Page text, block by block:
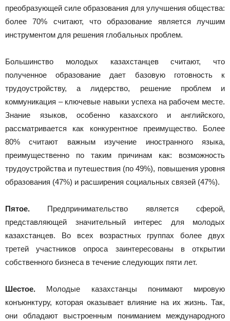
преобразующей силе образования для улучшения общества:
более 70% считают, что образование является лучшим
инструментом для решения глобальных проблем.
Большинство молодых казахстанцев считают, что
полученное образование дает базовую готовность к
трудоустройству, а лидерство, решение проблем и
коммуникация – ключевые навыки успеха на рабочем месте.
Знание языков, особенно казахского и английского,
рассматривается как конкурентное преимущество. Более
80% считают важным изучение иностранного языка,
преимущественно по таким причинам как: возможность
трудоустройства и путешествия (по 49%), повышения уровня
образования (47%) и расширения социальных связей (47%).
Пятое. Предпринимательство является сферой,
представляющей значительный интерес для молодых
казахстанцев. Во всех возрастных группах более двух
третей участников опроса заинтересованы в открытии
собственного бизнеса в течение следующих пяти лет.
Шестое. Молодые казахстанцы понимают мировую
конъюнктуру, которая оказывает влияние на их жизнь. Так,
они обладают выстроенным пониманием международного